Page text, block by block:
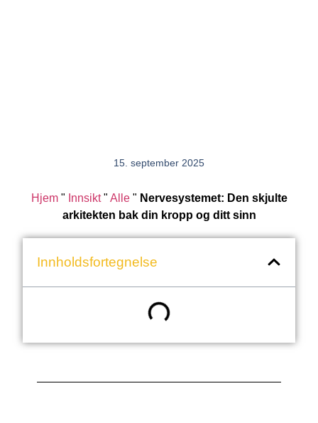
15. september 2025
Hjem" Innsikt" Alle" Nervesystemet: Den skjulte
arkitekten bak din kropp og ditt sinn
Innholdsfortegnelse